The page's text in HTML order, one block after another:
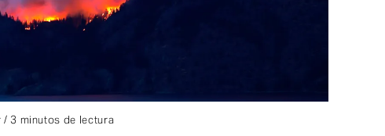
/ 3 minutos de lectura